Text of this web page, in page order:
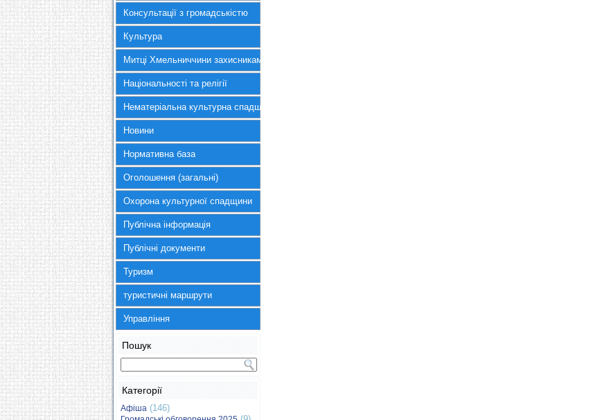
Консультації з громадськістю
Культура
Митці Хмельниччини захисникам України
Національності та релігії
Нематеріальна культурна спадщина
Новини
Нормативна база
Оголошення (загальні)
Охорона культурної спадщини
Публічна інформація
Публічні документи
Туризм
туристичні маршрути
Управління
Пошук
Категорії
Афіша (146)